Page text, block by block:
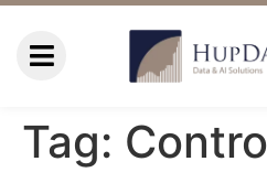
Tag: